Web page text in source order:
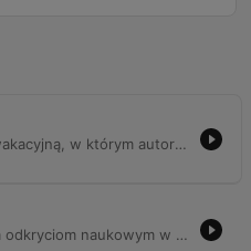
Ostatni felieton przed przerwą wakacyjną, w którym autor dzieli się anegdotyczną wizją zmęczonych felietonów, domagających się odpoczynku po intensywnym okresie tematycznym obejmującym politykę oraz tematy społeczne. Autor odwołuje się do potrzeby regeneracji sił przed powrotem we wrześniu, kończąc nagranie życzeniami spokojnego wypoczynku oraz refleksją nad naturą urlopu.
Odcinek poświęcony jest nowym odkryciom naukowym w kontekście walki z otyłością i nadwagą. Prelegent omawia problematykę nadmiernej masy ciała oraz popularne, często nieskuteczne metody odchudzania, takie jak restrykcyjne diety czy gimnastyka. Głównym tematem jest doniesienie o zidentyfikowaniu wyjątkowej cząsteczki w krwi pytona, która u myszy skutecznie ogranicza apetyt, co może stanowić przełom w leczeniu otyłości u ludzi.